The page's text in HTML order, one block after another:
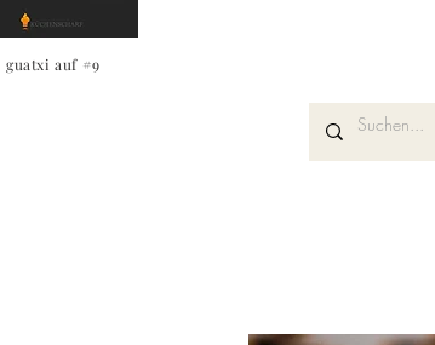
guatxi auf #9